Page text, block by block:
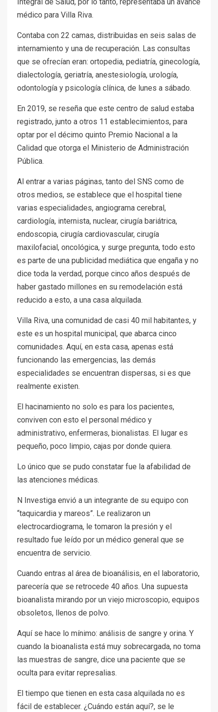
médico para Villa Riva.
Contaba con 22 camas, distribuidas en seis salas de
internamiento y una de recuperación. Las consultas
que se ofrecían eran: ortopedia, pediatría, ginecología,
dialectología, geriatría, anestesiología, urología,
odontología y psicología clínica, de lunes a sábado.
En 2019, se reseña que este centro de salud estaba
registrado, junto a otros 11 establecimientos, para
optar por el décimo quinto Premio Nacional a la
Calidad que otorga el Ministerio de Administración
Pública.
Al entrar a varias páginas, tanto del SNS como de
otros medios, se establece que el hospital tiene
varias especialidades, angiograma cerebral,
cardiología, internista, nuclear, cirugía bariátrica,
endoscopia, cirugía cardiovascular, cirugía
maxilofacial, oncológica, y surge pregunta, todo esto
es parte de una publicidad mediática que engaña y no
dice toda la verdad, porque cinco años después de
haber gastado millones en su remodelación está
reducido a esto, a una casa alquilada.
Villa Riva, una comunidad de casi 40 mil habitantes, y
este es un hospital municipal, que abarca cinco
comunidades. Aquí, en esta casa, apenas está
funcionando las emergencias, las demás
especialidades se encuentran dispersas, si es que
realmente existen.
El hacinamiento no solo es para los pacientes,
conviven con esto el personal médico y
administrativo, enfermeras, bionalistas. El lugar es
pequeño, poco limpio, cajas por donde quiera.
Lo único que se pudo constatar fue la afabilidad de
las atenciones médicas.
N Investiga envió a un integrante de su equipo con
“taquicardia y mareos”. Le realizaron un
electrocardiograma, le tomaron la presión y el
resultado fue leído por un médico general que se
encuentra de servicio.
Cuando entras al área de bioanálisis, en el laboratorio,
parecería que se retrocede 40 años. Una supuesta
bioanalista mirando por un viejo microscopio, equipos
obsoletos, llenos de polvo.
Aquí se hace lo mínimo: análisis de sangre y orina. Y
cuando la bioanalista está muy sobrecargada, no toma
las muestras de sangre, dice una paciente que se
oculta para evitar represalias.
El tiempo que tienen en esta casa alquilada no es
fácil de establecer. ¿Cuándo están aquí?, se le